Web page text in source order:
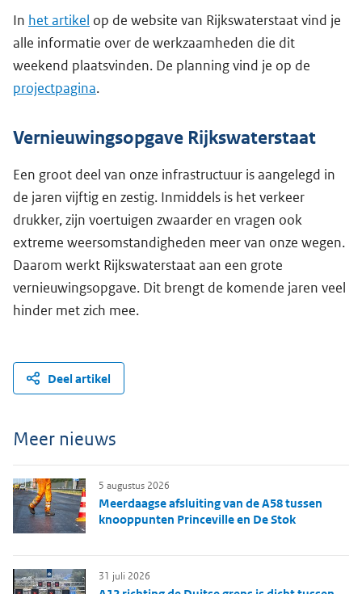
In het artikel op de website van Rijkswaterstaat vind je
alle informatie over de werkzaamheden die dit
weekend plaatsvinden. De planning vind je op de
projectpagina.
Vernieuwingsopgave Rijkswaterstaat
Een groot deel van onze infrastructuur is aangelegd in
de jaren vijftig en zestig. Inmiddels is het verkeer
drukker, zijn voertuigen zwaarder en vragen ook
extreme weersomstandigheden meer van onze wegen.
Daarom werkt Rijkswaterstaat aan een grote
vernieuwingsopgave. Dit brengt de komende jaren veel
hinder met zich mee.
Deel artikel
Meer nieuws
Meerdaagse afsluiting van de A58 tussen
knooppunten Princeville en De Stok
5 augustus 2026
31 juli 2026